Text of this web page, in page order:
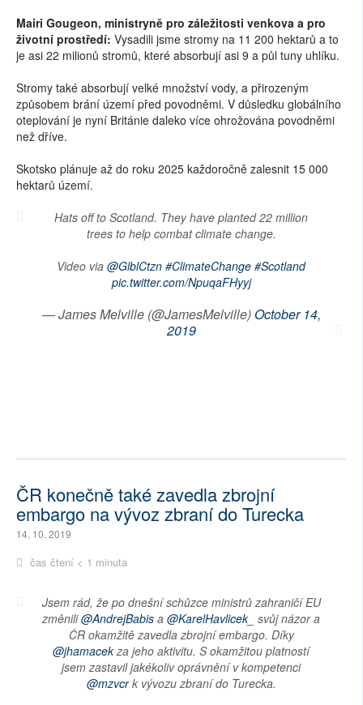
Mairi Gougeon, ministryně pro záležitosti venkova a pro
životní prostředí: Vysadili jsme stromy na 11 200 hektarů a to
je asi 22 milionů stromů, které absorbují asi 9 a půl tuny uhlíku.
Stromy také absorbují velké množství vody, a přirozeným
způsobem brání území před povodněmi. V důsledku globálního
oteplování je nyní Británie daleko více ohrožována povodněmi
než dříve.
Skotsko plánuje až do roku 2025 každoročně zalesnit 15 000
hektarů území.
Hats off to Scotland. They have planted 22 million
trees to help combat climate change.
Video via @GlblCtzn #ClimateChange #Scotland
pic.twitter.com/NpuqaFHyyj
— James Melville (@JamesMelville)October 14,
2019
ČR konečně také zavedla zbrojní
embargo na vývoz zbraní do Turecka
14. 10. 2019
čas čtení < 1 minuta
Jsem rád, že po dnešní schůzce ministrů zahraničí EU
změnili@AndrejBabis a @KarelHavlicek_ svůj názor a
ČR okamžitě zavedla zbrojní embargo. Díky
@jhamacekza jeho aktivitu. S okamžitou platností
jsem zastavil jakékoliv oprávnění v kompetenci
@mzvcrk vývozu zbraní do Turecka.